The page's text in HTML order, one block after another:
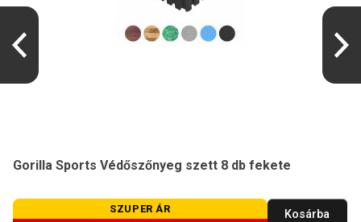
Gorilla Sports Védőszőnyeg szett 8 db fekete
SZUPER ÁR Kosárba